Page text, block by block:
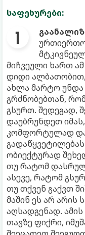
საფეხურები:
მიჩვეული ხართ
დიდი ალბათობით,
ახლა მარტო
გრძნობებთან,
გსურთ. შედეგად,
დაუბრუნდეთ
კომფორტულად და
ობიექტურად
თუ რატომ
ასევე, რატომ
თუ თქვენ გაქვთ
მაშინ ეს არ არის
აღსადგენად.
თავზე ფიქრი,